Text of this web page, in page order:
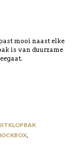
mooi naast elke
is van duurzame
,